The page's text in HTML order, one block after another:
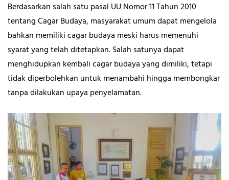
Berdasarkan salah satu pasal UU Nomor 11 Tahun 2010
tentang Cagar Budaya, masyarakat umum dapat mengelola
bahkan memiliki cagar budaya meski harus memenuhi
syarat yang telah ditetapkan. Salah satunya dapat
menghidupkan kembali cagar budaya yang dimiliki, tetapi
tidak diperbolehkan untuk menambahi hingga membongkar
tanpa dilakukan upaya penyelamatan.